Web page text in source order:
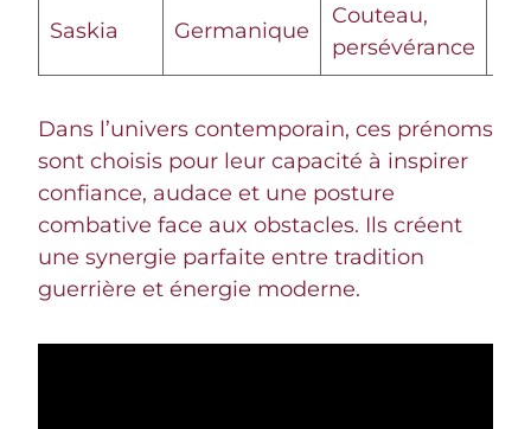
Saskia Germanique
Couteau,
persévérance
Dans l’univers contemporain, ces prénoms
sont choisis pour leur capacité à inspirer
confiance, audace et une posture
combative face aux obstacles. Ils créent
une synergie parfaite entre tradition
guerrière et énergie moderne.